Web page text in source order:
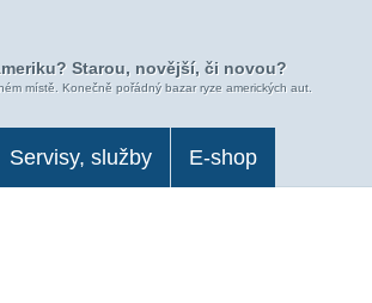
Starou, novější, či novou?
místě. Konečně pořádný bazar ryze amerických aut.
Servisy, služby E-shop